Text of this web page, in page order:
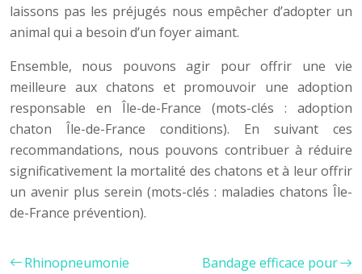
laissons pas les préjugés nous empêcher d’adopter un
animal qui a besoin d’un foyer aimant.
Ensemble, nous pouvons agir pour offrir une vie
meilleure aux chatons et promouvoir une adoption
responsable en Île-de-France (mots-clés : adoption
chaton Île-de-France conditions). En suivant ces
recommandations, nous pouvons contribuer à réduire
significativement la mortalité des chatons et à leur offrir
un avenir plus serein (mots-clés : maladies chatons Île-
de-France prévention).
Rhinopneumonie
Bandage efficace pour